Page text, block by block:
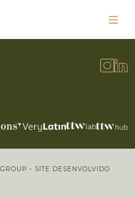
- SITE DESENVOLVIDO